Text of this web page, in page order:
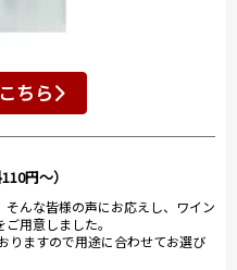
ちら
110円～）
そんな皆様の声にお応えし、ワイン
用意しました。
りますので用途に合わせてお選び